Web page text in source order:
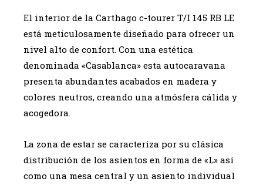
El interior de la Carthago c-tourer T/I 145 RB LE
está meticulosamente diseñado para ofrecer un
nivel alto de confort. Con una estética
denominada «Casablanca» esta autocaravana
presenta abundantes acabados en madera y
colores neutros, creando una atmósfera cálida y
acogedora.
La zona de estar se caracteriza por su clásica
distribución de los asientos en forma de «L» así
como una mesa central y un asiento individual